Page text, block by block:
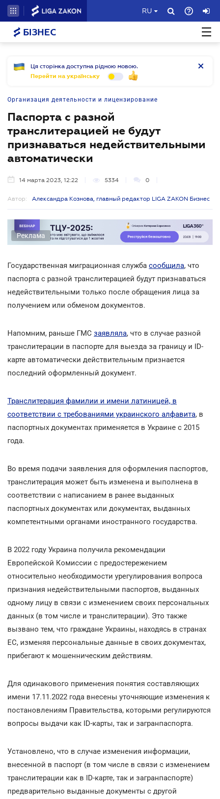
RU
БІЗНЕС
Ця сторінка доступна рідною мовою.
Перейти на українську
Организация деятельности и лицензирование
Паспорта с разной
транслитерацией не будут
признаваться недействительными
автоматически
14 марта 2023, 12:22 5334 0
Автор: Александра Кознова, главный редактор LIGA ZAKON Бизнес
Реклама
Государственная миграционная служба сообщила, что
паспорта с разной транслитерацией будут признаваться
недействительными только после обращения лица за
получением или обменом документов.
Напомним, раньше ГМС заявляла, что в случае разной
транслитерации в паспорте для выезда за границу и ID-
карте автоматически действительным признается
последний оформленный документ.
Транслитерация фамилии и имени латиницей, в
соответствии с требованиями украинского алфавита, в
паспортных документах применяется в Украине с 2015
года.
Во время подачи заявления для оформления паспортов,
транслитерация может быть изменена и выполнена в
соответствии с написанием в ранее выданных
паспортных документах или документах, выданных
компетентными органами иностранного государства.
В 2022 году Украина получила рекомендации
Европейской Комиссии с предостережением
относительно необходимости урегулирования вопроса
признания недействительными паспортов, выданных
одному лицу в связи с изменением своих персональных
данных (в том числе и транслитерации). Это также
вызвано тем, что граждане Украины, находясь в странах
ЕС, изменяя персональные данные в своих документах,
прибегают к мошенническим действиям.
Для одинакового применения понятия составляющих
имени 17.11.2022 года внесены уточняющие изменения к
постановлениям Правительства, которыми регулируются
вопросы выдачи как ID-карты, так и загранпаспорта.
Установлено, что в случае изменения информации,
внесенной в паспорт (в том числе в связи с изменением
транслитерации как в ID-карте, так и загранпаспорте)
предварительно выданные документы с другой